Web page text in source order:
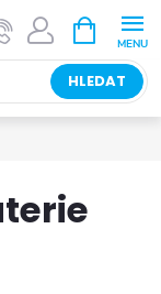
HLEDAT
NÁKUPNÍ
KOŠÍK